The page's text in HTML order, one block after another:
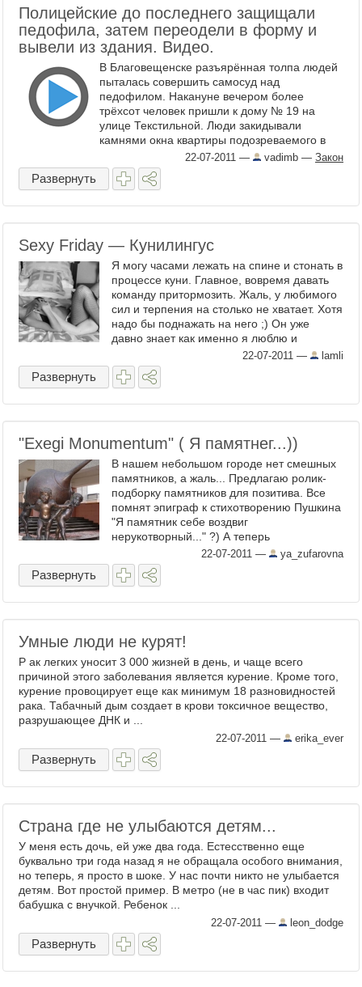
Полицейские до последнего защищали
педофила, затем переодели в форму и
вывели из здания. Видео.
В Благовещенске разъярённая толпа людей
пыталась совершить самосуд над
педофилом. Накануне вечером более
трёхсот человек пришли к дому № 19 на
улице Текстильной. Люди закидывали
камнями окна квартиры подозреваемого в
преступлении над ...22-07-2011 — vadimb — Закон
Развернуть
Sexy Friday — Кунилингус
Я могу часами лежать на спине и стонать в
процессе куни. Главное, вовремя давать
команду притормозить. Жаль, у любимого
сил и терпения на столько не хватает. Хотя
надо бы поднажать на него ;) Он уже
давно знает как именно я люблю и
22-07-2011 — lamli
Развернуть
"Exegi Monumentum" ( Я памятнег...))
В нашем небольшом городе нет смешных
памятников, а жаль... Предлагаю ролик-
подборку памятников для позитива. Все
помнят эпиграф к стихотворению Пушкина
"Я памятник себе воздвиг
нерукотворный..." ?) А теперь
ПОСЛУШАЙТЕ как звучит "Exegi
Monumentum" ...
22-07-2011 — ya_zufarovna
Развернуть
Умные люди не курят!
Р ак легких уносит 3 000 жизней в день, и чаще всего
причиной этого заболевания является курение. Кроме того,
курение провоцирует еще как минимум 18 разновидностей
рака. Табачный дым создает в крови токсичное вещество,
разрушающее ДНК и ...
22-07-2011 — erika_ever
Развернуть
Страна где не улыбаются детям...
У меня есть дочь, ей уже два года. Естесственно еще
буквально три года назад я не обращала особого внимания,
но теперь, я просто в шоке. У нас почти никто не улыбается
детям. Вот простой пример. В метро (не в час пик) входит
бабушка с внучкой. Ребенок ...
22-07-2011 — leon_dodge
Развернуть